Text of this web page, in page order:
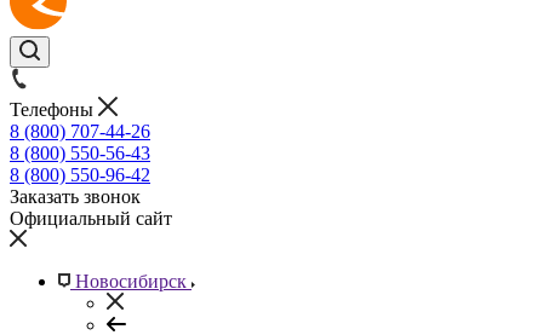
Телефоны
8 (800) 707-44-26
8 (800) 550-56-43
8 (800) 550-96-42
Заказать звонок
Официальный сайт
Новосибирск